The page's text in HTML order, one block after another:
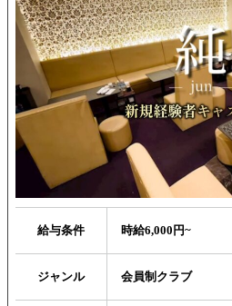
給与条件 時給6,000円~
ジャンル 会員制クラブ